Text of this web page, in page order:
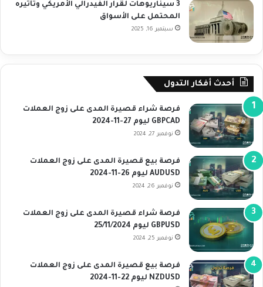
3 سيناريوهات لقرار الفيدرالي الأمريكي وتأثيره
المحتمل على الأسواق
سبتمبر 16, 2025
أحدث أفكار التدول
فرصة شراء قصيرة المدى على زوج العملات
GBPCAD ليوم 27-11-2024
نوفمبر 27, 2024
فرصة بيع قصيرة المدى على زوج العملات
AUDUSD ليوم 26-11-2024
نوفمبر 26, 2024
فرصة شراء قصيرة المدى على زوج العملات
GBPUSD ليوم 25/11/2024
نوفمبر 25, 2024
فرصة بيع قصيرة المدى على زوج العملات
NZDUSD ليوم 22-11-2024